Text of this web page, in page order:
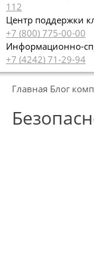
112
Центр поддержки
+7 (800) 775-00-00
Информационно-
+7 (4242) 71-29-94
Главная Блог